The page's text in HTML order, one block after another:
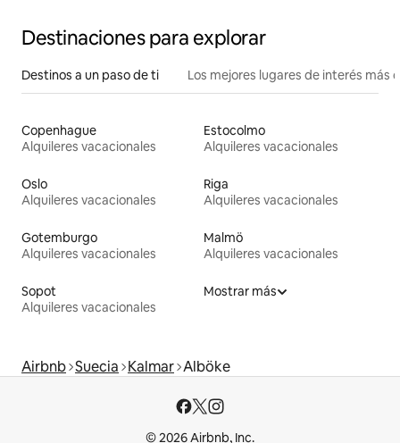
Destinaciones para explorar
Destinos a un paso de ti Los mejores lugares de interés más
Copenhague
Alquileres vacacionales
Estocolmo
Alquileres vacacionales
Oslo
Alquileres vacacionales
Riga
Alquileres vacacionales
Gotemburgo
Alquileres vacacionales
Malmö
Alquileres vacacionales
Sopot
Alquileres vacacionales
Mostrar más
Airbnb Suecia Kalmar Alböke
© 2026 Airbnb, Inc.